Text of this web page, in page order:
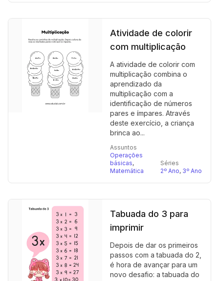
Atividade de colorir
com multiplicação
A atividade de colorir com
multiplicação combina o
aprendizado da
multiplicação com a
identificação de números
pares e ímpares. Através
deste exercício, a criança
brinca ao...
Assuntos
Operações
básicas,
Matemática
Séries
2º Ano, 3º Ano
Tabuada do 3 para
imprimir
Depois de dar os primeiros
passos com a tabuada do 2,
é hora de avançar para um
novo desafio: a tabuada do